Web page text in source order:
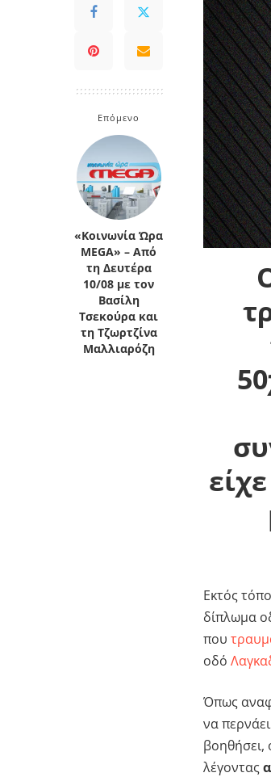
Κρήτη
Πελοπόννησος
Επόμενο
«Κοινωνία Ώρα
MEGA» – Από
τη Δευτέρα
10/08 με τον
Βασίλη
Τσεκούρα και
τη Τζωρτζίνα
Μαλλιαρόζη
Εκτός
δίπλωμα
που
οδό
Όπως
να
βοηθήσει,
λέγοντας